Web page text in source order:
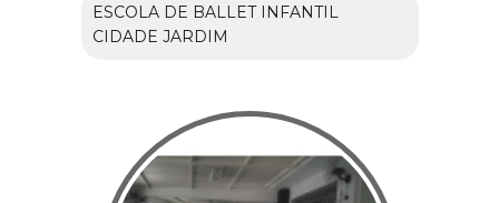
ESCOLA DE BALLET INFANTIL
CIDADE JARDIM